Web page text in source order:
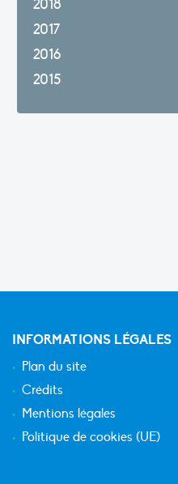
2018
2017
2016
2015
INFORMATIONS LÉGALES
Plan du site
Crédits
Mentions légales
Politique de cookies (UE)